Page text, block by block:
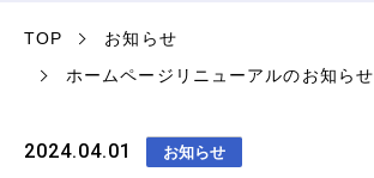
TOP
お知らせ
ホームページリニューアルのお知らせ
2024.04.01 お知らせ